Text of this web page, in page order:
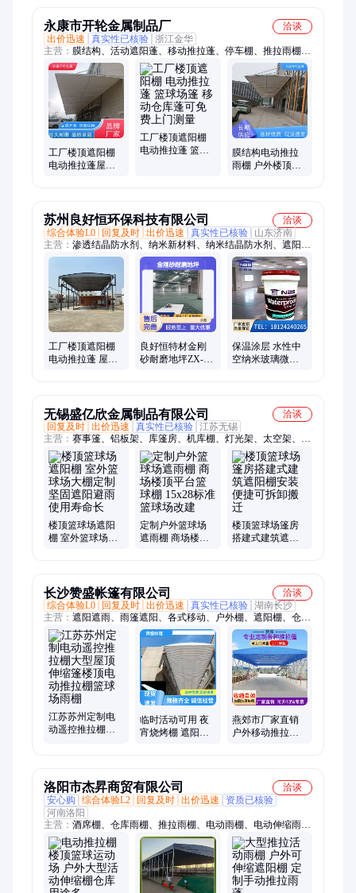
永康市开轮金属制品厂
洽谈
出价迅速
真实性已核验 浙江金华
主营： 膜结构、活动遮阳蓬、移动推拉蓬、停车棚、推拉雨棚、
移动雨棚、展会雨棚、电动雨棚、遮阳雨棚、户外遮阳棚、电动
推拉雨棚、膜结构停车棚、膜结构发货雨棚、庭院遮阳篷、移动
推伸缩雨蓬
工厂楼顶遮阳棚
电动推拉蓬屋檐
工厂楼顶遮阳棚
电动推拉蓬 篮球
膜结构电动推拉
雨棚 户外楼顶遮
苏州良好恒环保科技有限公司
洽谈
综合体验L0
回复及时 出价迅速 真实性已核验
山东济南
主营： 渗透结晶防水剂、纳米新材料、纳米结晶防水剂、遮阳
棚、渗透乳液
工厂楼顶遮阳棚
电动推拉蓬 屋檐
良好恒特材金刚
砂耐磨地坪ZX-
保温涂层 水性中
空纳米玻璃微珠
无锡盛亿欣金属制品有限公司
洽谈
回复及时 出价迅速 真实性已核验 江苏无锡
主营： 赛事篷、铝板架、库篷房、机库棚、灯光架、太空架、音
响架、雷亚架、演唱会、羽毛球篷房、演出t台、舞台t台、20小
桁架、造型篷房、会展篷房、仓储活动、喜事帐篷、户外篷房、
展会大篷、尖顶篷房、婚礼篷房、铝合金桁架、舞台桁架
楼顶篮球场遮阳
棚 室外篮球场大
定制户外篮球场
遮雨棚 商场楼顶
楼顶篮球场篷房
搭建式建筑遮阳
长沙赞盛帐篷有限公司
洽谈
综合体验L0
回复及时 出价迅速 真实性已核验 湖南长沙
主营： 遮阳遮雨、雨篷遮阳、各式移动、户外棚、遮阳棚、仓库
棚、推拉雨棚、棚停车篷、伞棚遮阳、棚防雨棚、棚活动车、雨
棚户外、活动雨棚、窗棚窗户、棚遮雨棚、篷停车棚、折叠棚遮
阳、电动停车棚、仓库伸缩棚、帐篷推拉棚、活动棚帐篷、棚户
外移动、铝合金篷房、雨篷可施工、折叠篷伸缩
江苏苏州定制电
动遥控推拉棚大
临时活动可用 夜
宵烧烤棚 遮阳挡
燕郊市厂家直销
户外移动推拉雨
洛阳市杰昇商贸有限公司
洽谈
安心购
综合体验L2 回复及时 出价迅速
资质已核验
河南洛阳
主营： 酒席棚、仓库雨棚、推拉雨棚、电动雨棚、电动伸缩雨
棚、电动推拉棚、推拉篷、幼儿园电动遮阳帘